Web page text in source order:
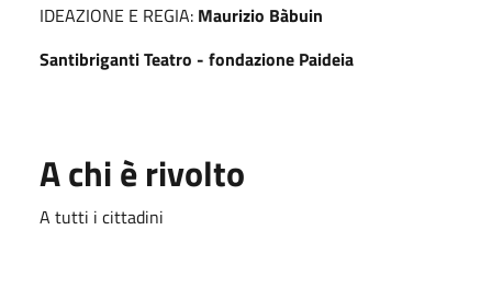
IDEAZIONE E REGIA: Maurizio Bàbuin
Santibriganti Teatro - fondazione Paideia
A chi è rivolto
A tutti i cittadini